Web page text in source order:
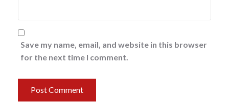
Save my name, email, and website in this browser
for the next time I comment.